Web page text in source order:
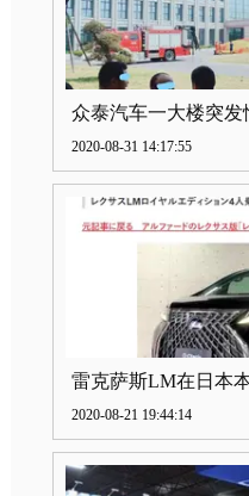
众泰汽车一大楼突发
2020-08-31 14:17:55
2020-08-21 19:44:14